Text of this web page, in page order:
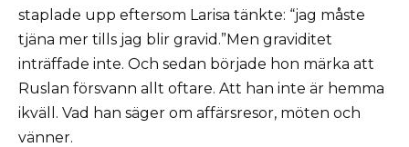
staplade upp eftersom Larisa tänkte: “jag måste
tjäna mer tills jag blir gravid.”Men graviditet
inträffade inte. Och sedan började hon märka att
Ruslan försvann allt oftare. Att han inte är hemma
ikväll. Vad han säger om affärsresor, möten och
vänner.